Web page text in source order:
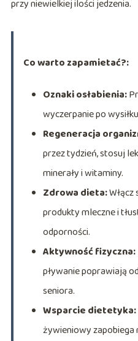
przy niewielkiej ilości jedzenia.
Co warto zapamietać?:
Oznaki osłabienia:
wyczerpanie po
Regeneracja
przez tydzień, stosuj
minerały i witaminy.
Zdrowa dieta:Włącz
produkty mleczne i
odporności.
Aktywność fizyczna:
pływanie poprawiają
seniora.
Wsparcie dietetyka:
żywieniowy